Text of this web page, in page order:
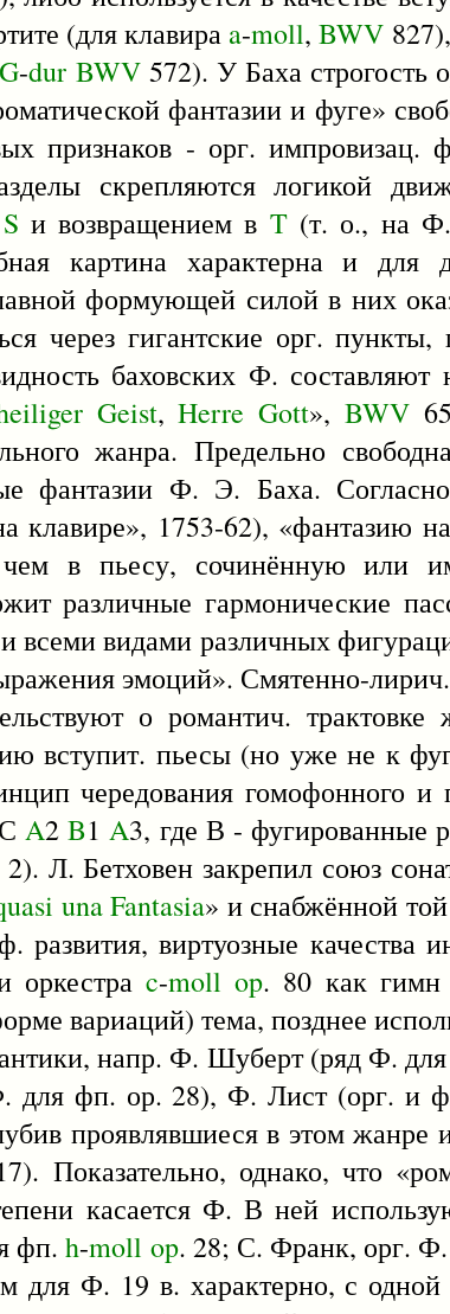
(для клавира a-moll,BWV
G-dur BWV572). У Баха строгость
фантазии и фуге»
признаков - орг. импровизац.
скрепляются логикой
S и возвращением в T(т. о., на Ф.
картина характерна и
формующей силой в них
через гигантские орг.
баховских Ф.
Geist,Herre Gott»,BWV
жанра. Предельно
фантазии Ф. Э. Баха.
клавире», 1753-62), «фантазию
чем в пьесу, сочинённую или
различные гармонические
всеми видами различных
эмоций». Смятенно-
о романтич.
вступит. пьесы (но уже не к
чередования гомофонного
A2B1A3, где В - фугированные
Л. Бетховен закрепил союз
una Fantasia» и снабжённой
виртуозные качества
оркестра c-moll op. 80 как гимн
вариаций) тема, позднее
напр. Ф. Шуберт (ряд Ф.
для фп. ор. 28), Ф. Лист (орг. и
проявлявшиеся в этом
Показательно, однако, что
касается Ф. В ней
фп.h-moll op. 28; С. Франк, орг.
для Ф. 19 в. характерно, с